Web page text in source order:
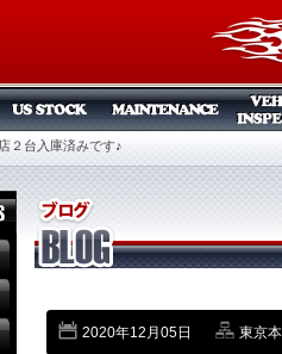
２台入庫済みです♪
2020年12月05日 東京